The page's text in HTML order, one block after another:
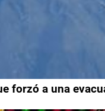
forzó a una